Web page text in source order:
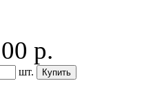
р.
шт.